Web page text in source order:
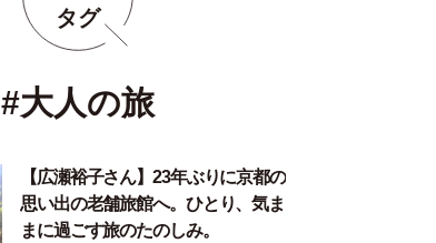
タグ
#大人の旅
【広瀬裕子さん】23年ぶりに京都の
思い出の老舗旅館へ。ひとり、気ま
まに過ごす旅のたのしみ。